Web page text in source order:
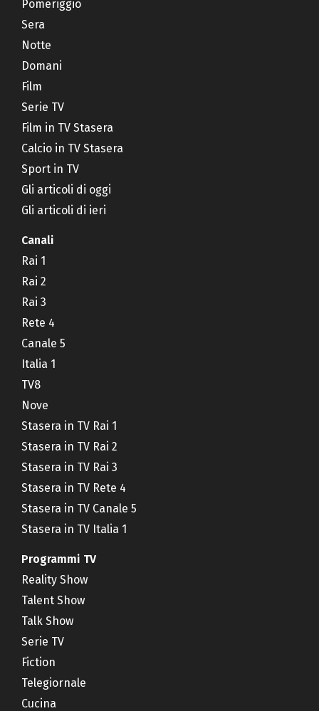
Pomeriggio
Sera
Notte
Domani
Film
Serie TV
Film in TV Stasera
Calcio in TV Stasera
Sport in TV
Gli articoli di oggi
Gli articoli di ieri
Canali
Rai 1
Rai 2
Rai 3
Rete 4
Canale 5
Italia 1
TV8
Nove
Stasera in TV Rai 1
Stasera in TV Rai 2
Stasera in TV Rai 3
Stasera in TV Rete 4
Stasera in TV Canale 5
Stasera in TV Italia 1
Programmi TV
Reality Show
Talent Show
Talk Show
Serie TV
Fiction
Telegiornale
Cucina